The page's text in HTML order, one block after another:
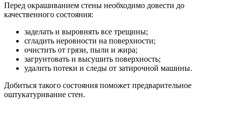
Перед окрашиванием стены необходимо довести до
качественного состояния:
заделать и выровнять все трещины;
сгладить неровности на поверхности;
очистить от грязи, пыли и жира;
загрунтовать и высушить поверхность;
удалить потеки и следы от затирочной машины.
Добиться такого состояния поможет предварительное
оштукатуривание стен.